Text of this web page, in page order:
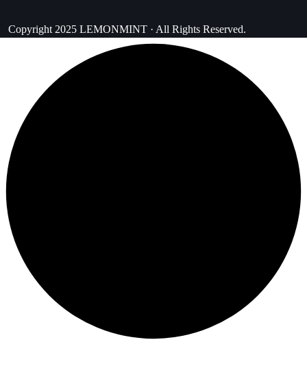
Copyright 2025 LEMONMINT · All Rights Reserved.